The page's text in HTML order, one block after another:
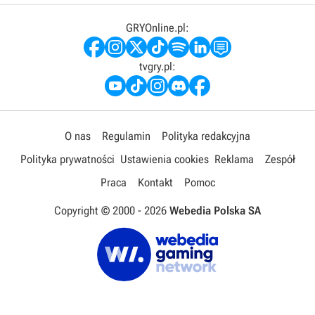
GRYOnline.pl:
tvgry.pl:
O nas Regulamin
Polityka redakcyjna
Polityka prywatności Ustawienia cookies Reklama
Zespół
Praca
Kontakt Pomoc
Copyright © 2000 - 2026 Webedia Polska SA